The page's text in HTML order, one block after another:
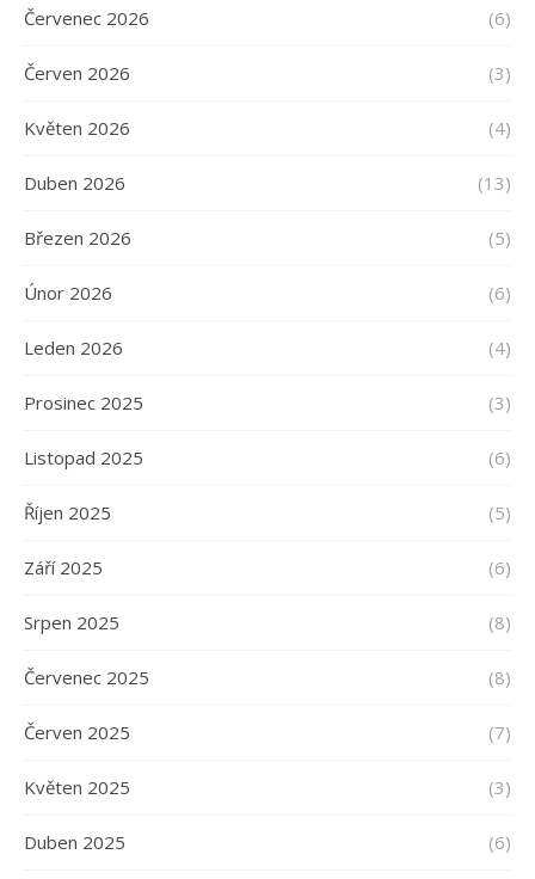
Červenec 2026 (6)
Červen 2026 (3)
Květen 2026 (4)
Duben 2026 (13)
Březen 2026 (5)
Únor 2026 (6)
Leden 2026 (4)
Prosinec 2025 (3)
Listopad 2025 (6)
Říjen 2025 (5)
Září 2025 (6)
Srpen 2025 (8)
Červenec 2025 (8)
Červen 2025 (7)
Květen 2025 (3)
Duben 2025 (6)